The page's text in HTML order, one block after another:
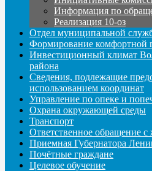
Информация по
Реализация 10-оз
Отдел муниципальной
Формирование комфортной
Инвестиционный климат
района
Сведения, подлежащие
использованием координат
Управление по опеке и
Охрана окружающей среды
Транспорт
Ответственное обращение
Приемная Губернатора
Почётные граждане
Целевое обучение